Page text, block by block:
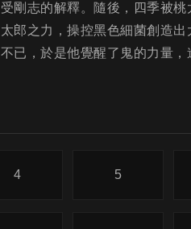
受剛志的解釋。隨後，四季被
太郎之力，操控黑色細菌創造
不已，於是他覺醒了鬼的力量，
4 5